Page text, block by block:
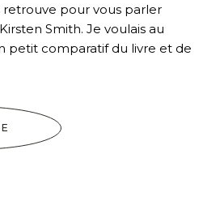
retrouve pour vous parler
Smith. Je voulais au
petit comparatif du livre et de